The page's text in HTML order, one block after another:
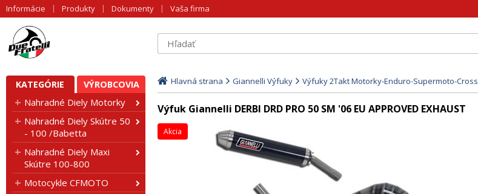
Informácie Produkty Dokumenty Vaša firma
KATEGÓRIE VÝROBCOVIA
Nahradné Diely Motorky
Nahradné Diely Skútre 50
- 100 /Babetta
Nahradné Diely Maxi
Skútre 100-800
Motocykle CFMOTO
Hlavná strana Giannelli Výfuky Výfuky 2Takt Motorky-Enduro-Supermoto-Cross
Výfuk Giannelli DERBI DRD PRO 50 SM '06 EU APPROVED EXHAUST
Akcia